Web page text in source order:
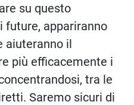
su questo
future, appariranno
aiuteranno il
più efficacemente i
tra le
Saremo sicuri di